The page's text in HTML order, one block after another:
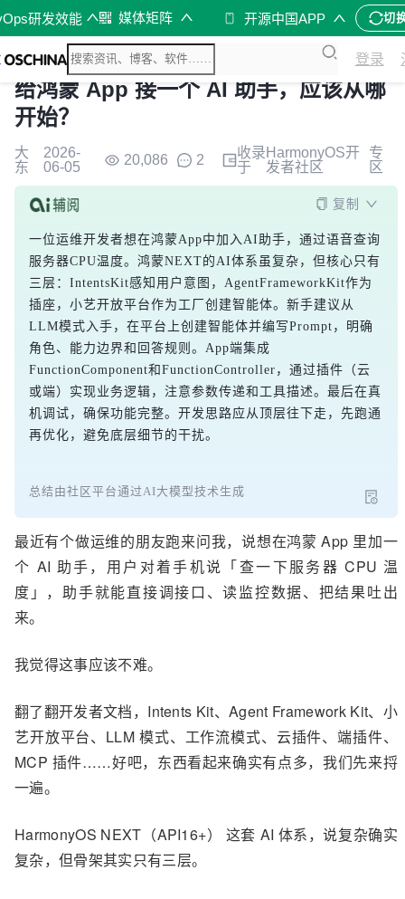
研发效能 媒体矩阵 开源中国APP 切
登录
给鸿蒙 App 接一个 AI 助手，应该从哪
开始？
大
东
2026-
06-05
20,086 2
收录
于
HarmonyOS开
发者社区
专
区
复制
一位运维开发者想在鸿蒙App中加入AI助手，通过语音查询
服务器CPU温度。鸿蒙NEXT的AI体系虽复杂，但核心只有
三层：IntentsKit感知用户意图，AgentFrameworkKit作为
插座，小艺开放平台作为工厂创建智能体。新手建议从
LLM模式入手，在平台上创建智能体并编写Prompt，明确
角色、能力边界和回答规则。App端集成
FunctionComponent和FunctionController，通过插件（云
或端）实现业务逻辑，注意参数传递和工具描述。最后在真
机调试，确保功能完整。开发思路应从顶层往下走，先跑通
再优化，避免底层细节的干扰。
总结由社区平台通过AI大模型技术生成
最近有个做运维的朋友跑来问我，说想在鸿蒙 App 里加一
个 AI 助手，用户对着手机说「查一下服务器 CPU 温
度」，助手就能直接调接口、读监控数据、把结果吐出
来。
我觉得这事应该不难。
翻了翻开发者文档，Intents Kit、Agent Framework Kit、小
艺开放平台、LLM 模式、工作流模式、云插件、端插件、
MCP 插件……好吧，东西看起来确实有点多，我们先来捋
一遍。
HarmonyOS NEXT（API16+） 这套 AI 体系，说复杂确实
复杂，但骨架其实只有三层。